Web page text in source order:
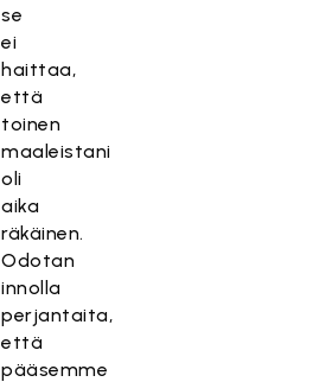
se
ei
haittaa,
että
toinen
maaleistani
oli
aika
räkäinen.
Odotan
innolla
perjantaita,
että
pääsemme